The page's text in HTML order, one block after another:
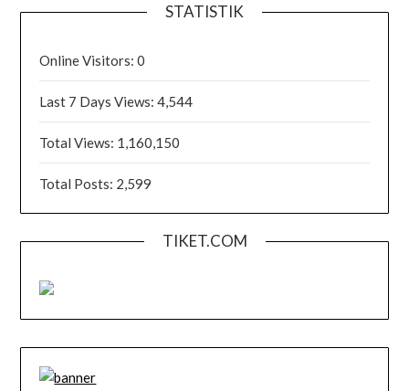
STATISTIK
Online Visitors:0
Last 7 Days Views:4,544
Total Views: 1,160,150
Total Posts: 2,599
TIKET.COM